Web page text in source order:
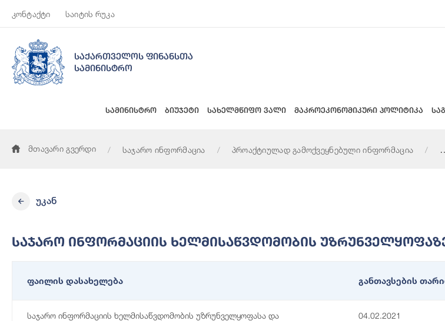
კონტაქტი საიტის რუკა
საქართველოს ფინანსთა
სამინისტრო
სამინისტრო ბიუჯეტი სახელმწიფო ვალი მაკროეკონომიკური პოლიტიკა
მთავარი გვერდი საჯარო ინფორმაცია
პროაქტიულად გამოქვეყნებული ინფორმაცია
უკან
Საჯარო Ინფორმაციის Ხელმისაწვდომობის
ფაილის დასახელება განთავსების
საჯარო ინფორმაციის ხელმისაწვდომობის უზრუნველყოფასა და
04.02.2021